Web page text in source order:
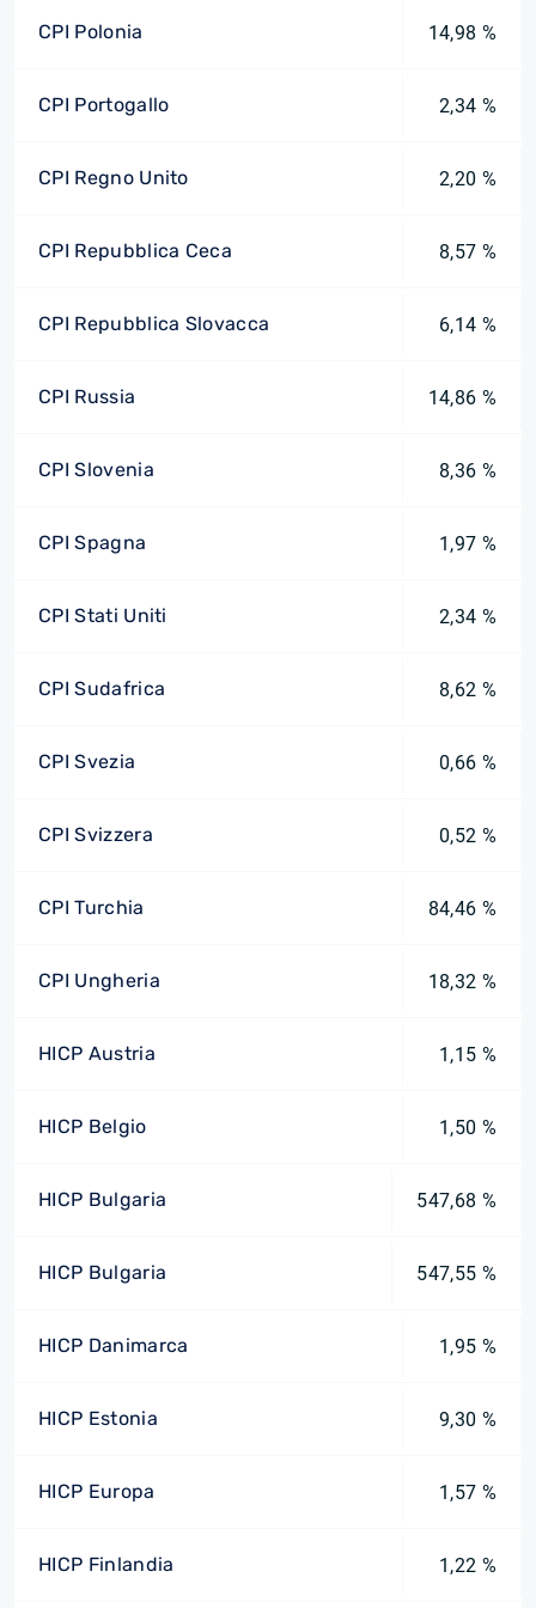
CPI Polonia 14,98 %
CPI Portogallo 2,34 %
CPI Regno Unito 2,20 %
CPI Repubblica Ceca 8,57 %
CPI Repubblica Slovacca 6,14 %
CPI Russia 14,86 %
CPI Slovenia 8,36 %
CPI Spagna 1,97 %
CPI Stati Uniti 2,34 %
CPI Sudafrica 8,62 %
CPI Svezia 0,66 %
CPI Svizzera 0,52 %
CPI Turchia 84,46 %
CPI Ungheria 18,32 %
HICP Austria 1,15 %
HICP Belgio 1,50 %
HICP Bulgaria 547,68 %
HICP Bulgaria 547,55 %
HICP Danimarca 1,95 %
HICP Estonia 9,30 %
HICP Europa 1,57 %
HICP Finlandia 1,22 %